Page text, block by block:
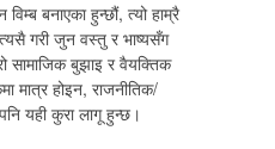
बनाएका हुन्छौं, त्यो हाम्रै
गरी जुन वस्तु र भाष्यसँग
सामाजिक बुझाइ र वैयक्तिक
मात्र होइन, राजनीतिक/
यही कुरा लागू हुन्छ।